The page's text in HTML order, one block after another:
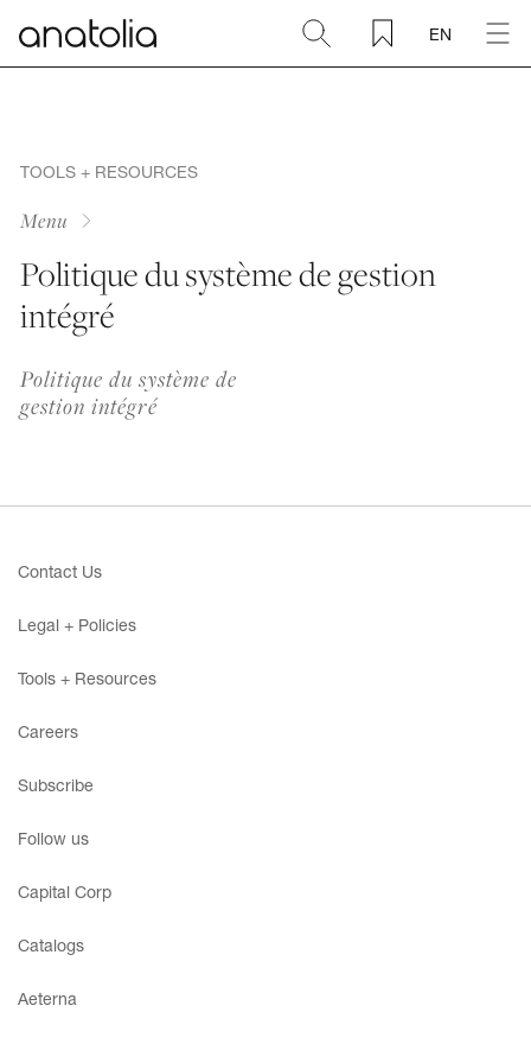
EN
Natural Stone
Mosaics
Accessories
Subscribe
Politique du système de gestion
intégré
Politique du système de
gestion intégré
TOOLS + RESOURCES
Menu
Contact Us
Legal + Policies
Tools + Resources
Careers
Subscribe
Follow us
Capital Corp
Catalogs
Aeterna